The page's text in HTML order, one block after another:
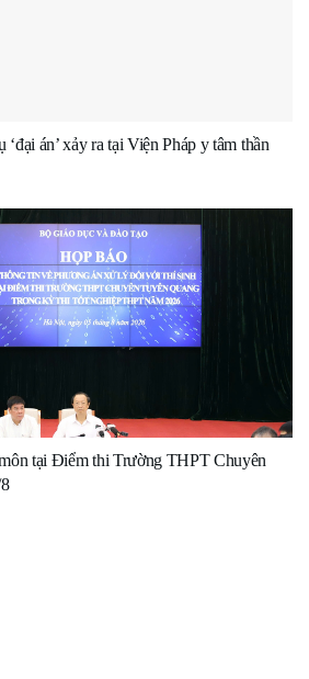
án’ xảy ra tại Viện Pháp y tâm thần
tại Điểm thi Trường THPT Chuyên